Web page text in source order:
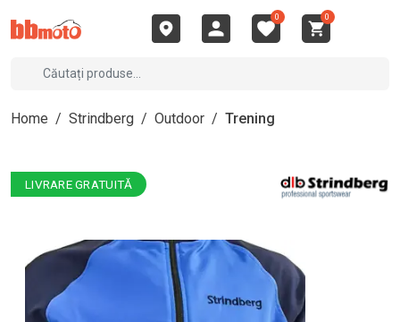
0 0
Home / Strindberg / Outdoor / Trening
LIVRARE GRATUITĂ